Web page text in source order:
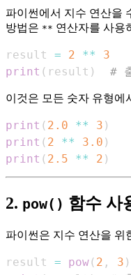
파이썬에서 지수 연산을
방법은 ** 연산자를 사용
result = 2 **
3
print ( result ) #
이것은 모든 숫자 유형에
print ( 2.0 ** 3 )
print ( 2 ** 3.0 )
print ( 2.5 ** 2 )
2. pow() 함수 사
파이썬은 지수 연산을 위
result = pow( 2 , 3 )